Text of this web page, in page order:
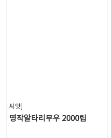
씨앗]
명작알타리무우 2000립